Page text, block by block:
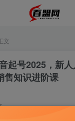
文
起号2025，新
售知识进阶课